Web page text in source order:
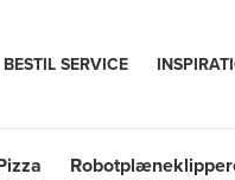
BESTIL SERVICE